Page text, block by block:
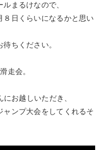
まるけなので、
日くらいになるかと思い
ちください。
走会。
お越しいただき、
ンプ大会をしてくれるそ